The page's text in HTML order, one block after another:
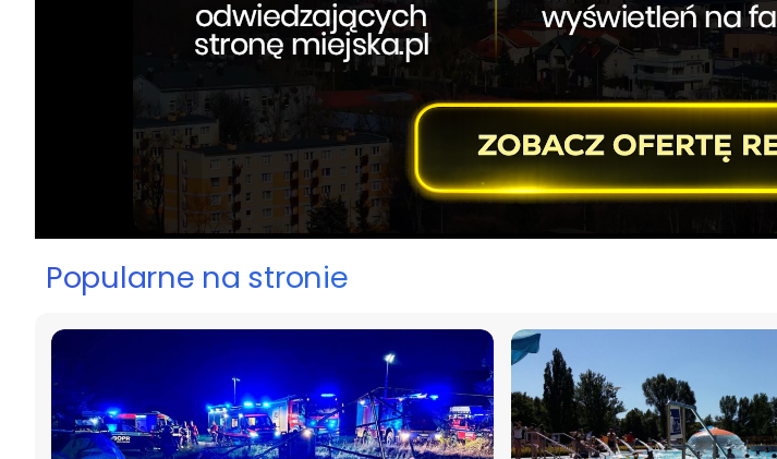
Popularne na stronie